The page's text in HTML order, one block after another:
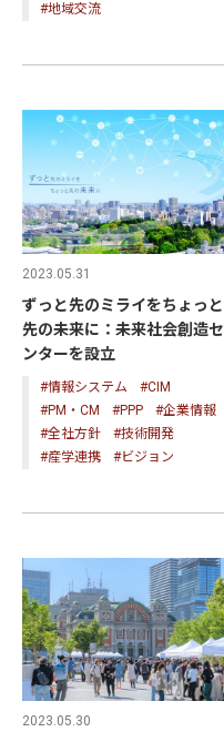
#地域交流
2023.05.31
ずっと先のミライをちょっと
先の未来に：未来社会創造セ
ンターを設立
#情報システム
#CIM
#PM・CM
#PPP
#企業情報
#全社方針
#技術開発
#産学連携
#ビジョン
2023.05.30